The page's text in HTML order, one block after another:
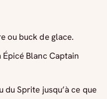
ou buck de glace.
Blanc Captain
du Sprite jusqu’à ce que